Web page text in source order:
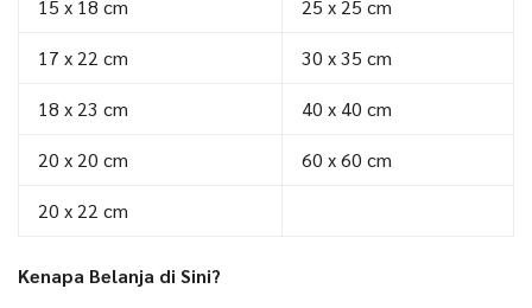
15 x 18 cm 25 x 25 cm
17 x 22 cm 30 x 35 cm
18 x 23 cm 40 x 40 cm
20 x 20 cm 60 x 60 cm
20 x 22 cm
Kenapa Belanja di Sini?